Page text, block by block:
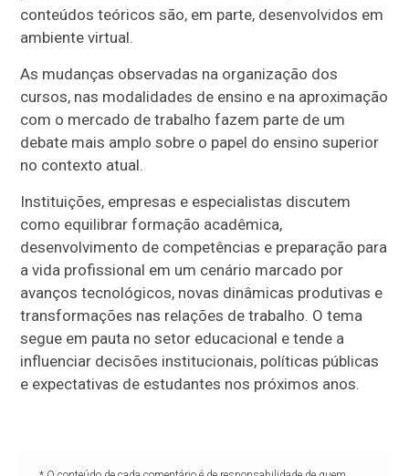
conteúdos teóricos são, em parte, desenvolvidos em
ambiente virtual.
As mudanças observadas na organização dos
cursos, nas modalidades de ensino e na aproximação
com o mercado de trabalho fazem parte de um
debate mais amplo sobre o papel do ensino superior
no contexto atual.
Instituições, empresas e especialistas discutem
como equilibrar formação acadêmica,
desenvolvimento de competências e preparação para
a vida profissional em um cenário marcado por
avanços tecnológicos, novas dinâmicas produtivas e
transformações nas relações de trabalho. O tema
segue em pauta no setor educacional e tende a
influenciar decisões institucionais, políticas públicas
e expectativas de estudantes nos próximos anos.